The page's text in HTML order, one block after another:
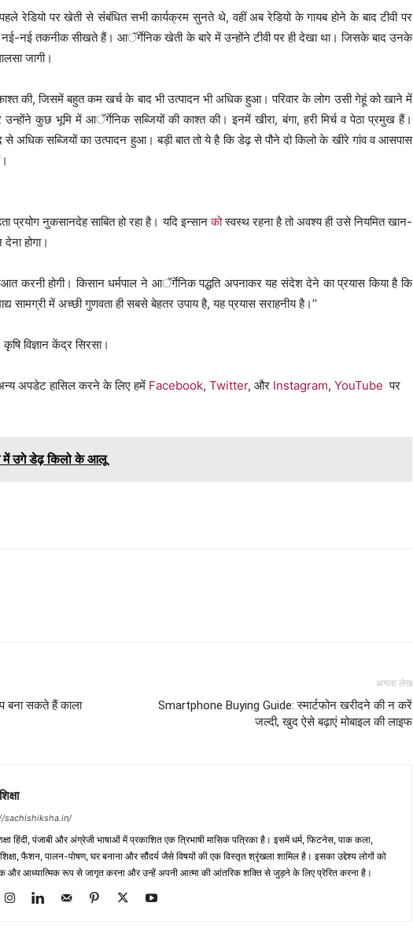
रेडियो पर खेती से संंबंधित सभी कार्यक्रम सुनते थे, वहीं अब रेडियो के गायब होने के बाद टीवी पर
नई तकनीक सीखते हैं। आॅर्गेनिक खेती के बारे में उन्होंने टीवी पर ही देखा था। जिसके बाद उनके
जागी।
की, जिसमें बहुत कम खर्च के बाद भी उत्पादन भी अधिक हुआ। परिवार के लोग उसी गेहूं को खाने में
कुछ भूमि में आॅर्गेनिक सब्जियों की काश्त की। इनमें खीरा, बंगा, हरी मिर्च व पेठा प्रमुख हैं।
से अधिक सब्जियों का उत्पादन हुआ। बड़ी बात तो ये है कि डेढ़ से पौने दो किलो के खीरे गांव व आसपास
प्रयोग नुकसानदेह साबित हो रहा है। यदि इन्सानकोस्वस्थ रहना है तो अवश्य ही उसे नियमित खान-
देना होगा।
होगी। किसान धर्मपाल ने आॅर्गेनिक पद्धति अपनाकर यह संदेश देने का प्रयास किया है कि
में अच्छी गुणवता ही सबसे बेहतर उपाय है, यह प्रयास सराहनीय है।’’
विज्ञान केंद्र सिरसा।
अपडेट हासिल करने के लिए हमें Facebook, Twitter, और Instagram, YouTube पर
में उगे डेढ़ किलो के आलू
बना सकते हैं काला
अगला लेख
Smartphone Buying Guide: स्मार्टफोन खरीदने की न करें
जल्दी, खुद ऐसे बढ़ाएं मोबाइल की लाइफ
sachishiksha.in/
हिंदी, पंजाबी और अंग्रेजी भाषाओं में प्रकाशित एक त्रिभाषी मासिक पत्रिका है। इसमें धर्म, फिटनेस, पाक कला,
फैशन, पालन-पोषण, घर बनाना और सौंदर्य जैसे विषयों की एक विस्तृत श्रृंखला शामिल है। इसका उद्देश्य लोगों को
और आध्यात्मिक रूप से जागृत करना और उन्हें अपनी आत्मा की आंतरिक शक्ति से जुड़ने के लिए प्रेरित करना है।